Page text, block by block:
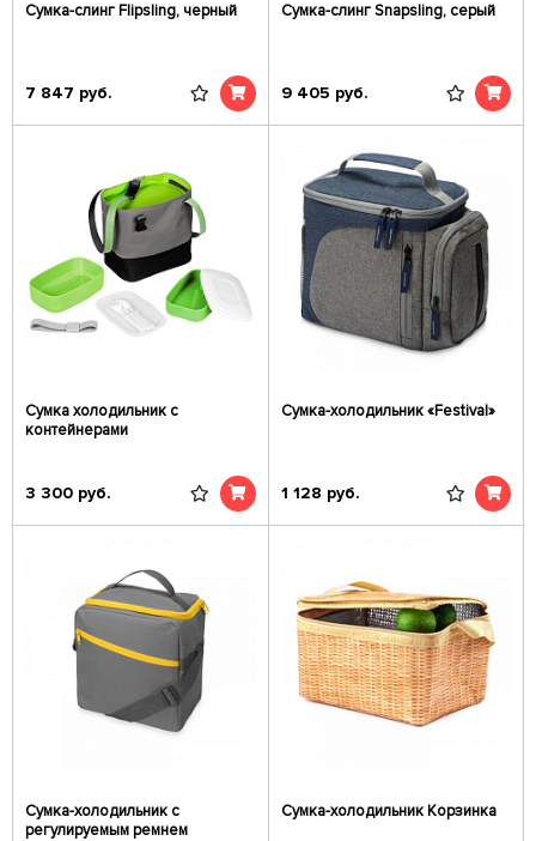
Сумка-слинг Flipsling, черный
7 847 руб.
Сумка-слинг Snapsling, серый
9 405 руб.
Сумка холодильник с
контейнерами
3 300 руб.
Сумка-холодильник «Festival»
1 128 руб.
Сумка-холодильник с
регулируемым ремнем
Сумка-холодильник Корзинка